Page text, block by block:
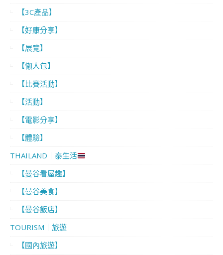
【3C產品】
【好康分享】
【展覽】
【懶人包】
【比賽活動】
【活動】
【電影分享】
【體驗】
THAILAND｜泰生活
【曼谷看屋趣】
【曼谷美食】
【曼谷飯店】
TOURISM｜旅遊
【國內旅遊】